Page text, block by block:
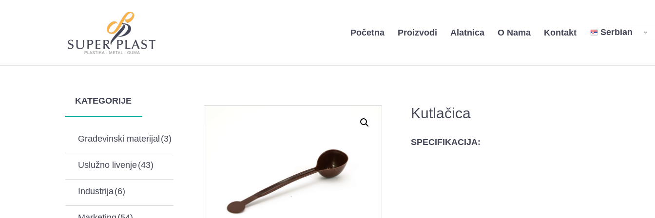
Početna Proizvodi Alatnica O Nama Kontakt Serbian
KATEGORIJE
Građevinski materijal (3)
Uslužno livenje(43)
Industrija (6)
Kutlačica
SPECIFIKACIJA: